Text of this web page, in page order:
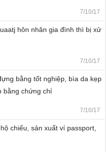
7/10/17
hôn nhân gia đình thì bị xử
7/10/17
bằng tốt nghiệp, bìa da kẹp
bằng chứng chỉ
7/10/17
chiếu, sản xuất ví passport,